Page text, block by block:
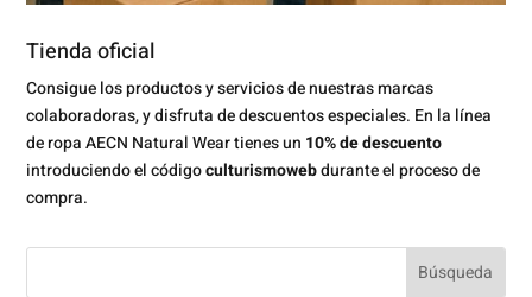
Tienda oficial
Consigue los productos y servicios de nuestras marcas
colaboradoras, y disfruta de descuentos especiales. En la línea
de ropa AECN Natural Wear tienes un 10% de descuento
introduciendo el códigoculturismowebdurante el proceso de
compra.